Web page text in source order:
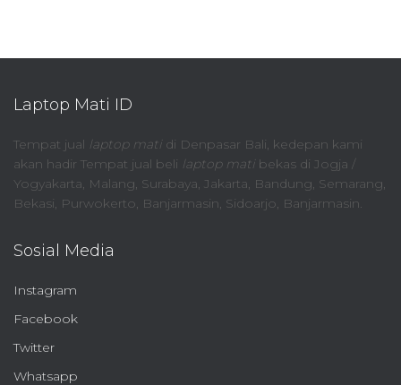
Laptop Mati ID
Tempat jual laptop matidi Denpasar Bali, kedepan kami
akan hadir Tempat jual beli laptop matibekas di Jogja /
Yogyakarta, Malang, Surabaya, Jakarta, Bandung, Semarang,
Bekasi, Purwokerto, Banjarmasin, Sidoarjo, Banjarmasin.
Sosial Media
Instagram
Facebook
Twitter
Whatsapp